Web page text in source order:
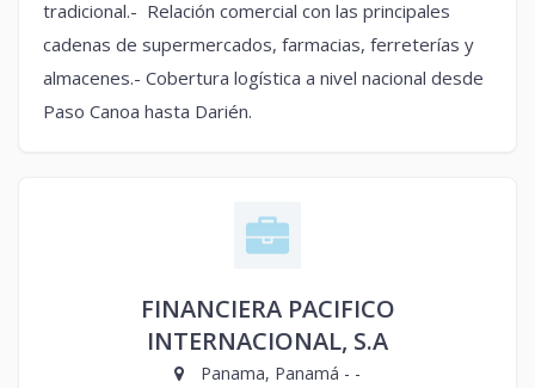
tradicional.- Relación comercial con las principales
cadenas de supermercados, farmacias, ferreterías y
almacenes.- Cobertura logística a nivel nacional desde
Paso Canoa hasta Darién.
FINANCIERA PACIFICO
INTERNACIONAL, S.A
Panama, Panamá - -